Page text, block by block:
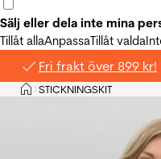
Sälj eller dela inte mina
Tillåt allaAnpassaTillåt valda
Fri frakt över 899 kr!
Hem
>STICKNINGSKIT